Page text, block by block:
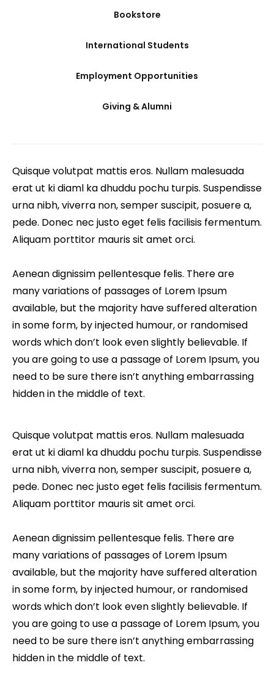
Bookstore
International Students
Employment Opportunities
Giving & Alumni
Quisque volutpat mattis eros. Nullam malesuada
erat ut ki diaml ka dhuddu pochu turpis. Suspendisse
urna nibh, viverra non, semper suscipit, posuere a,
pede. Donec nec justo eget felis facilisis fermentum.
Aliquam porttitor mauris sit amet orci.
Aenean dignissim pellentesque felis. There are
many variations of passages of Lorem Ipsum
available, but the majority have suffered alteration
in some form, by injected humour, or randomised
words which don’t look even slightly believable. If
you are going to use a passage of Lorem Ipsum, you
need to be sure there isn’t anything embarrassing
hidden in the middle of text.
Quisque volutpat mattis eros. Nullam malesuada
erat ut ki diaml ka dhuddu pochu turpis. Suspendisse
urna nibh, viverra non, semper suscipit, posuere a,
pede. Donec nec justo eget felis facilisis fermentum.
Aliquam porttitor mauris sit amet orci.
Aenean dignissim pellentesque felis. There are
many variations of passages of Lorem Ipsum
available, but the majority have suffered alteration
in some form, by injected humour, or randomised
words which don’t look even slightly believable. If
you are going to use a passage of Lorem Ipsum, you
need to be sure there isn’t anything embarrassing
hidden in the middle of text.